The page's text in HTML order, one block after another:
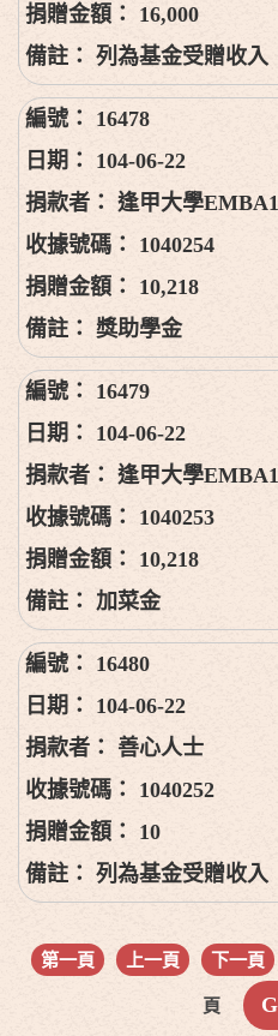
16,000
列為基金受贈收入
16478
104-06-22
逢甲大學
1040254
10,218
獎助學金
16479
104-06-22
逢甲大學
1040253
10,218
加菜金
16480
104-06-22
善心人士
1040252
10
列為基金受贈收入
第一頁 上一頁 下一頁
頁